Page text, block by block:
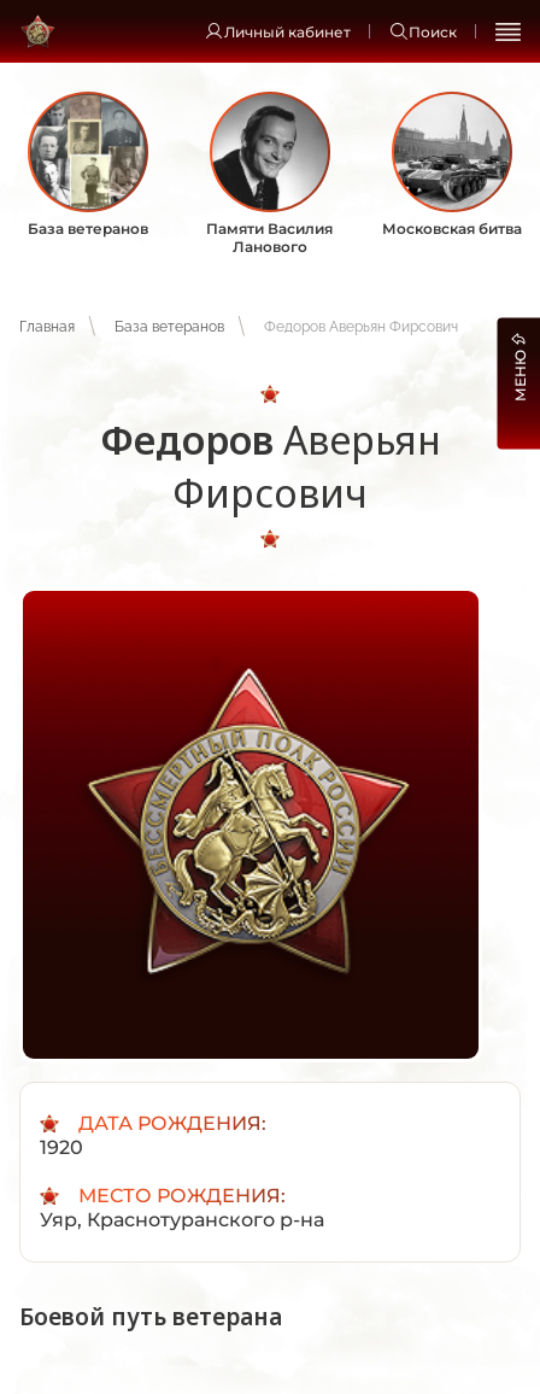
Личный кабинет Поиск
База ветеранов
Памяти Василия
Ланового
Московская битва
Главная База ветеранов Федоров Аверьян Фирсович
Федоров Аверьян
Фирсович
ДАТА РОЖДЕНИЯ:
1920
МЕСТО РОЖДЕНИЯ:
Уяр, Краснотуранского р-на
Боевой путь ветерана
МЕНЮ